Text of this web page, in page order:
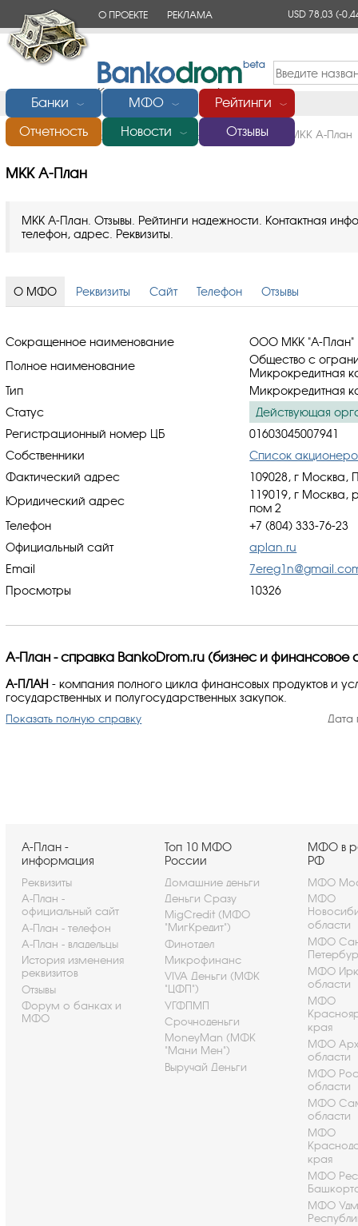
О ПРОЕКТЕ РЕКЛАМА USD 78,03(-
Банки ﹀ МФО ﹀ Рейтинги ﹀
Отчетность Новости ﹀ Отзывы
Главная/Микрофинансовые организации (МФО) МКК А-План
МКК А-План
МКК А-План. Отзывы. Рейтинги надежности. Контактная
телефон, адрес. Реквизиты.
О МФО Реквизиты Сайт Телефон Отзывы
Сокращенное наименование
ООО МКК "А-План"
Полное наименование
Общество с
Микрокредитная
Тип
Микрокредитная
Статус
Действующая
Регистрационный номер ЦБ
01603045007941
Собственники
Список
Фактический адрес
109028, г Москва,
Юридический адрес
119019, г Москва,
пом 2
Телефон
+7 (804) 333-76-23
Официальный сайт
aplan.ru
Email
Просмотры
10326
А-План - справка BankoDrom.ru (бизнес и финансовое
A-ПЛАН - компания полного цикла финансовых продуктов и
государственных и полугосударственных закупок.
Показать полную справку Дата
А-План -
информация
Реквизиты
А-План -
официальный сайт
А-План - телефон
А-План - владельцы
История изменения
реквизитов
Отзывы
Форум о банках и
МФО
Топ 10 МФО
России
Домашние деньги
Деньги Сразу
MigCredit (МФО
"МигКредит")
Финотдел
Микрофинанс
VIVA Деньги (МФК
"ЦФП")
УГФПМП
Срочноденьги
MoneyMan (МФК
"Мани Мен")
Выручай Деньги
МФО в
РФ
МФО
МФО
области
МФО
МФО
области
МФО
края
МФО
области
МФО
области
МФО
области
МФО
края
МФО
МФО